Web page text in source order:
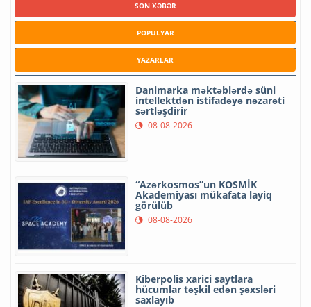
SON XƏBƏR
POPULYAR
YAZARLAR
Danimarka məktəblərdə süni
intellektdən istifadəyə nəzarəti
sərtləşdirir
08-08-2026
“Azərkosmos”un KOSMİK
Akademiyası mükafata layiq
görülüb
08-08-2026
Kiberpolis xarici saytlara
hücumlar təşkil edən şəxsləri
saxlayıb